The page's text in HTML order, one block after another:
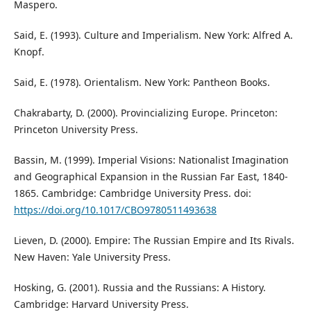
Maspero.
Said, E. (1993). Culture and Imperialism. New York: Alfred A.
Knopf.
Said, E. (1978). Orientalism. New York: Pantheon Books.
Chakrabarty, D. (2000). Provincializing Europe. Princeton:
Princeton University Press.
Bassin, M. (1999). Imperial Visions: Nationalist Imagination
and Geographical Expansion in the Russian Far East, 1840-
1865. Cambridge: Cambridge University Press. doi:
https://doi.org/10.1017/CBO9780511493638
Lieven, D. (2000). Empire: The Russian Empire and Its Rivals.
New Haven: Yale University Press.
Hosking, G. (2001). Russia and the Russians: A History.
Cambridge: Harvard University Press.